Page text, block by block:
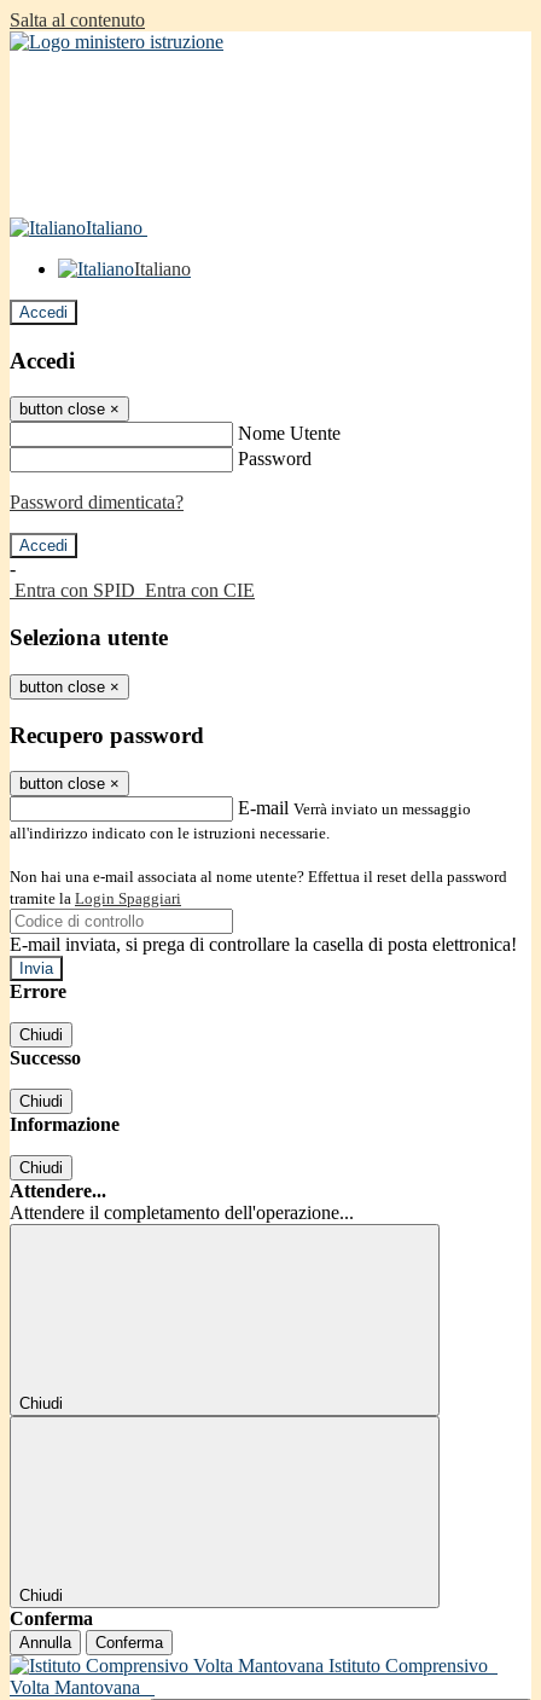
Salta al contenuto
Italiano
Italiano
Accedi
Accedi
button close ×
Nome Utente
Password
Password dimenticata?
-
Entra con SPID Entra con CIE
Seleziona utente
button close ×
Recupero password
button close ×
E-mail Verrà inviato un messaggio
all'indirizzo indicato con le istruzioni necessarie.
Non hai una e-mail associata al nome utente? Effettua il reset della password
tramite la Login Spaggiari
E-mail inviata, si prega di controllare la casella di posta elettronica!
Errore
Chiudi
Successo
Chiudi
Informazione
Chiudi
Attendere...
Attendere il completamento dell'operazione...
Chiudi
Chiudi
Conferma
Annulla Conferma
Istituto Comprensivo
Volta Mantovana